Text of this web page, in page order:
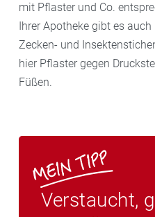
mit Pflaster und Co.
Ihrer Apotheke gibt es
Zecken- und
hier Pflaster gegen
Füßen.
Verstaucht,